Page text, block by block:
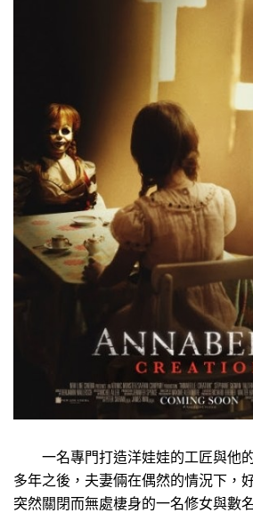
一名專門打造洋娃娃的工匠與他的
多年之後，夫妻倆在偶然的情況下，
突然關閉而無處棲身的一名修女與數